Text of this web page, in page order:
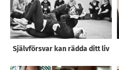
Självförsvar kan rädda ditt liv